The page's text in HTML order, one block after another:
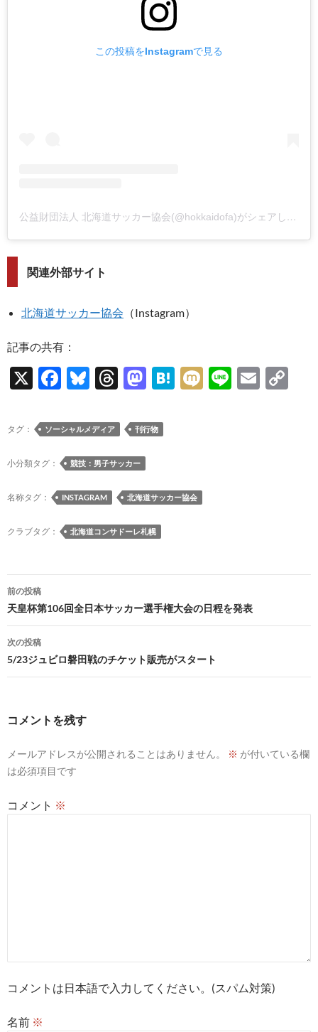
この投稿をInstagramで見る
公益財団法人 北海道サッカー協会(@hokkaidofa)がシェアした投稿
関連外部サイト
北海道サッカー協会 （Instagram）
記事の共有：
X
F
e
o
o
Bl
es
y
T
e
ds
M
to
n
H
M Li
E
タグ： ソーシャルメディア 刊行物
小分類タグ： 競技：男子サッカー
名称タグ： INSTAGRAM 北海道サッカー協会
クラブタグ： 北海道コンサドーレ札幌
投
稿
ナ
ビ
ョ
前の投稿
天皇杯第106回全日本サッカー選手権大会の日程を発表
次の投稿
5/23ジュビロ磐田戦のチケット販売がスタート
コメントを残す
メールアドレスが公開されることはありません。 ※ が付いている欄
は必須項目です
コメント ※
コメントは日本語で入力してください。(スパム対策)
名前 ※